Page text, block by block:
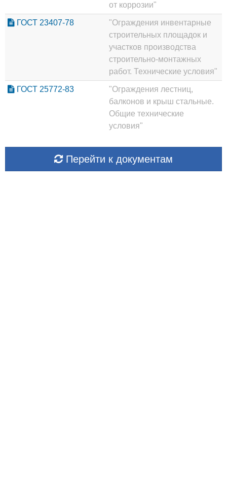
от коррозии"
ГОСТ 23407-78
"Ограждения инвентарные
строительных площадок и
участков производства
строительно-монтажных
работ. Технические условия"
ГОСТ 25772-83
"Ограждения лестниц,
балконов и крыш стальные.
Общие технические
условия"
Перейти к документам